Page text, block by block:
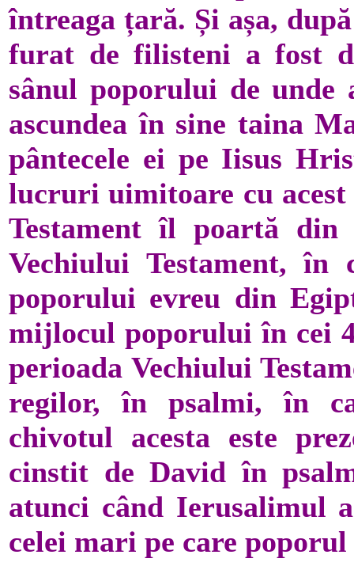
întreaga țară. Și așa,
furat de filisteni a fost
sânul poporului de
ascundea în sine taina
pântecele ei pe Iisus
lucruri uimitoare cu
Testament îl poartă
Vechiului Testament, în
poporului evreu din
mijlocul poporului în cei
perioada Vechiului
regilor, în psalmi, în
chivotul acesta este
cinstit de David în
atunci când Ierusalimul
celei mari pe care